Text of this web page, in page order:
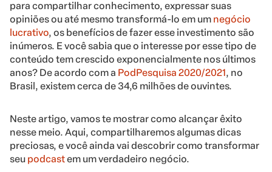
para compartilhar conhecimento, expressar suas
opiniões ou até mesmo transformá-lo em um negócio
lucrativo, os benefícios de fazer esse investimento são
inúmeros. E você sabia que o interesse por esse tipo de
conteúdo tem crescido exponencialmente nos últimos
anos? De acordo com a PodPesquisa 2020/2021, no
Brasil, existem cerca de 34,6 milhões de ouvintes.
Neste artigo, vamos te mostrar como alcançar êxito
nesse meio. Aqui, compartilharemos algumas dicas
preciosas, e você ainda vai descobrir como transformar
seu podcastem um verdadeiro negócio.